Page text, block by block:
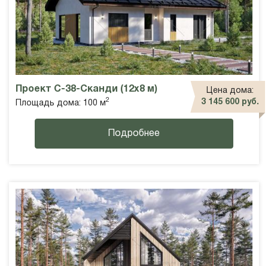
Проект С-38-Сканди (12х8 м)
Площадь дома: 100 м2
Цена дома:
3 145 600 руб.
Подробнее